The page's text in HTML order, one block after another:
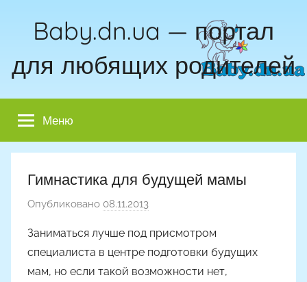
Baby.dn.ua — портал
для любящих родителей
Меню
Гимнастика для будущей мамы
Опубликовано 08.11.2013
т
о
р
Заниматься лучше под присмотром
специалиста в центре подготовки будущих
мам, но если такой возможности нет,